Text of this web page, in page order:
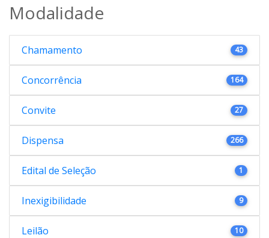
Modalidade
Chamamento 43
Concorrência 164
Convite 27
Dispensa 266
Edital de Seleção 1
Inexigibilidade 9
Leilão 10